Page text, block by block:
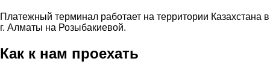
Платежный терминал работает на территории Казахстана в
г. Алматы на Розыбакиевой.
Как к нам проехать